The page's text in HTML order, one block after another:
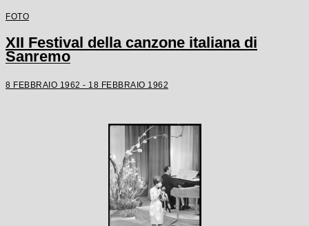
FOTO
XII Festival della canzone italiana di
Sanremo
8 FEBBRAIO 1962 - 18 FEBBRAIO 1962